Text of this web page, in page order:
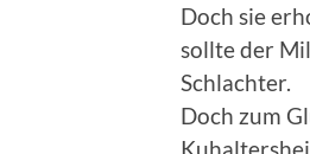
Doch sie
sollte der
Schlachter.
Doch zum